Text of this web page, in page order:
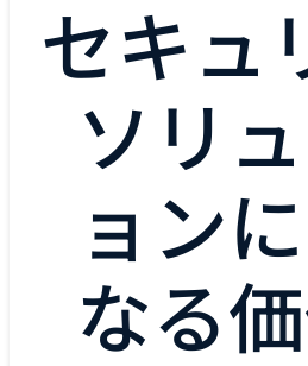
セキュ
ソリ
ョン
なる